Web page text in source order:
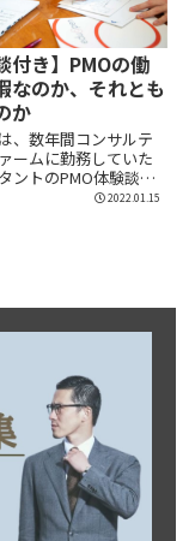
付き】PMOの働
なのか、それとも
か
、数年間コンサルテ
ームに勤務していた
ントのPMO体験談を
ます。事実を...2022.01.15